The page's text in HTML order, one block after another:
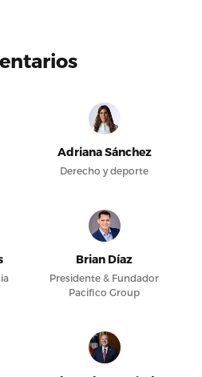
Adriana Sánchez
Derecho y deporte
Brian Díaz
Presidente & Fundador
Pacifico Group